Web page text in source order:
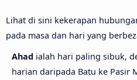
Lihat di sini kekerapan
pada masa dan hari yang
Ahad ialah hari paling sibuk,
harian daripada Batu ke Pasir